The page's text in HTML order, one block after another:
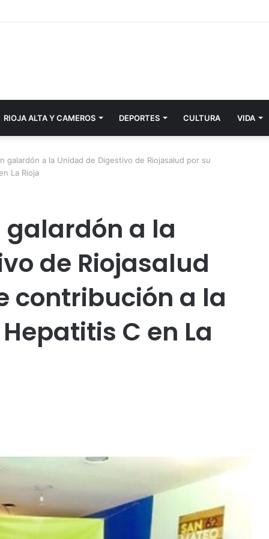
RIOJA ALTA Y CAMEROS DEPORTES CULTURA VIDA
galardón a la Unidad de Digestivo de Riojasalud por su
La Rioja
galardón a la
de Riojasalud
contribución a la
C en La